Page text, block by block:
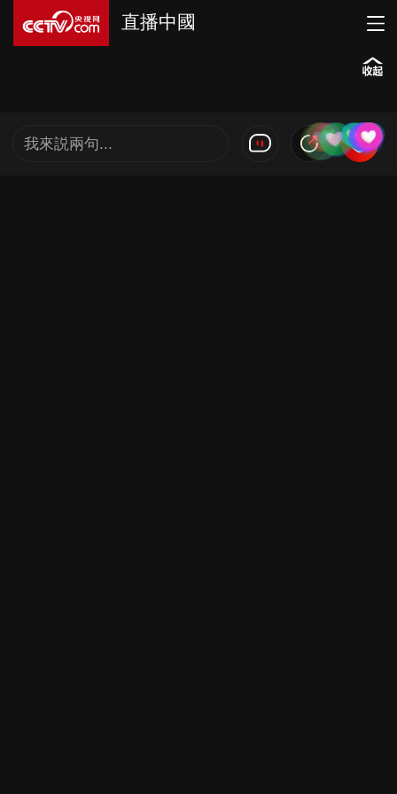
直播中國
我來説兩句...